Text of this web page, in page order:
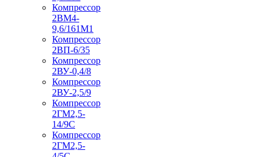
Компрессор
2ВМ4-
9,6/161М1
Компрессор
2ВП-6/35
Компрессор
2ВУ-0,4/8
Компрессор
2ВУ-2,5/9
Компрессор
2ГМ2,5-
14/9С
Компрессор
2ГМ2,5-